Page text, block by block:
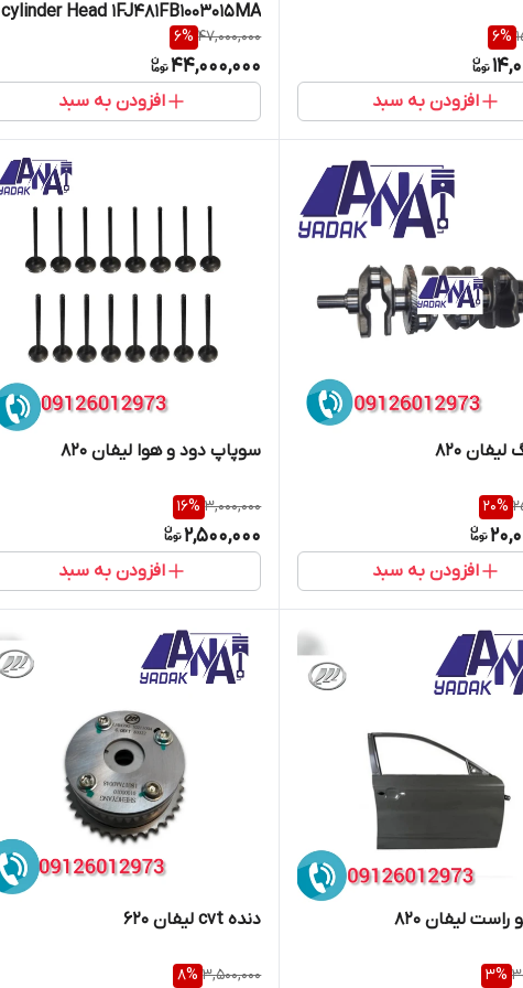
6%
افزودن به سبد
cylinder Head 1FJ481FB1003015MA
47,000,000
6%
44,000,000
افزودن به سبد
820
20%
افزودن به سبد
سوپاپ دود و هوا لیفان 820
3,000,000
16%
2,500,000
افزودن به سبد
لیفان 820
3%
دنده cvt لیفان 620
3,500,000
8%